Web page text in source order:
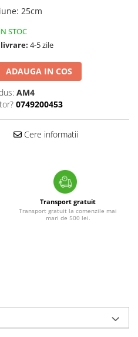
: 25cm
STOC
4-5 zile
ADAUGA IN COS
AM4
0749200453
Cere informatii
Transport gratuit
Transport gratuit la comenzile mai
mari de 500 lei.